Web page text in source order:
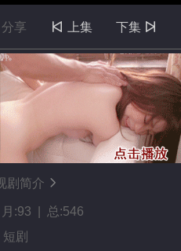
分享  上集 下集 
剧简介 
:93 | 总:546
剧